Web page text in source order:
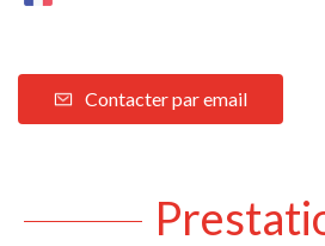
Contacter par email